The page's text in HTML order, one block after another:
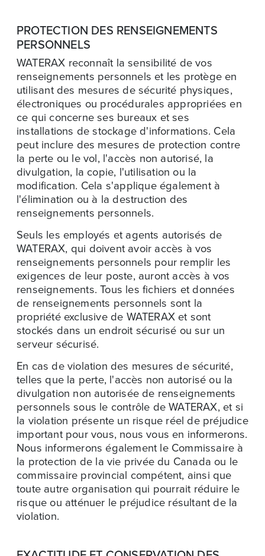
PROTECTION DES RENSEIGNEMENTS
PERSONNELS
WATERAX reconnaît la sensibilité de vos
renseignements personnels et les protège en
utilisant des mesures de sécurité physiques,
électroniques ou procédurales appropriées en
ce qui concerne ses bureaux et ses
installations de stockage d'informations. Cela
peut inclure des mesures de protection contre
la perte ou le vol, l'accès non autorisé, la
divulgation, la copie, l'utilisation ou la
modification. Cela s'applique également à
l'élimination ou à la destruction des
renseignements personnels.
Seuls les employés et agents autorisés de
WATERAX, qui doivent avoir accès à vos
renseignements personnels pour remplir les
exigences de leur poste, auront accès à vos
renseignements. Tous les fichiers et données
de renseignements personnels sont la
propriété exclusive de WATERAX et sont
stockés dans un endroit sécurisé ou sur un
serveur sécurisé.
En cas de violation des mesures de sécurité,
telles que la perte, l'accès non autorisé ou la
divulgation non autorisée de renseignements
personnels sous le contrôle de WATERAX, et si
la violation présente un risque réel de préjudice
important pour vous, nous vous en informerons.
Nous informerons également le Commissaire à
la protection de la vie privée du Canada ou le
commissaire provincial compétent, ainsi que
toute autre organisation qui pourrait réduire le
risque ou atténuer le préjudice résultant de la
violation.